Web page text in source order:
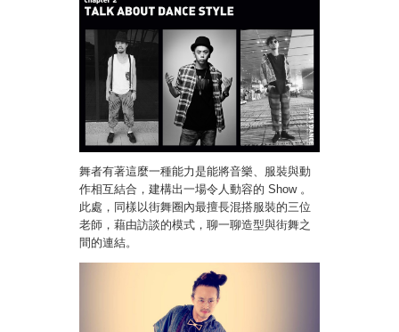
舞者有著這麼一種能力是能將音樂、服裝與動
作相互結合，建構出一場令人動容的 Show 。
此處，同樣以街舞圈內最擅長混搭服裝的三位
老師，藉由訪談的模式，聊一聊造型與街舞之
間的連結。